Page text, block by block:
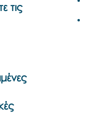
τις